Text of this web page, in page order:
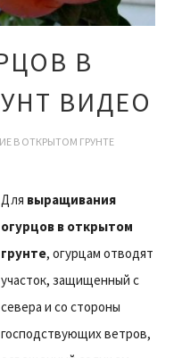
В
ВИДЕО
В ОТКРЫТОМ ГРУНТЕ
Для выращивания
огурцов в открытом
грунте, огурцам отводят
участок, защищенный с
севера и со стороны
господствующих ветров,